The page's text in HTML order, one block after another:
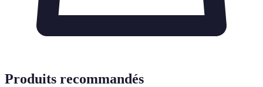
Produits recommandés